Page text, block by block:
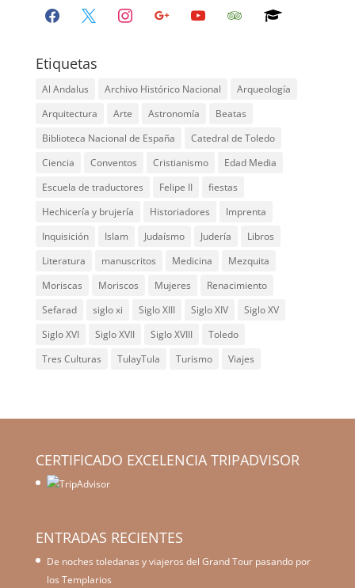
facebook instagramgoogle youtube tripadvisorgraduation-
Etiquetas
Al Andalus Archivo Histórico Nacional
Arqueología
Arquitectura
Arte Astronomía
Beatas
Biblioteca Nacional de España
Catedral de Toledo
Ciencia
Conventos Cristianismo
Edad Media
Escuela de traductores
Felipe II
fiestas
Hechicería y brujería
Historiadores
Imprenta
Inquisición
Islam Judaísmo Judería
Libros
Literatura
manuscritos Medicina
Mezquita
Moriscas
Moriscos Mujeres
Renacimiento
Sefarad
siglo xi Siglo XIII Siglo XIV
Siglo XV
Siglo XVI
Siglo XVII Siglo XVIII
Toledo
Tres Culturas
TulayTula Turismo Viajes
CERTIFICADO EXCELENCIA TRIPADVISOR
ENTRADAS RECIENTES
De noches toledanas y viajeros del Grand Tour pasando por
los Templarios